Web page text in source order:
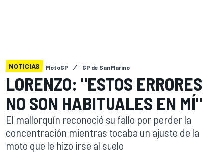
NOTICIAS MotoGP GP de San Marino
LORENZO: "ESTOS ERRORES
NO SON HABITUALES EN MÍ"
El mallorquín reconoció su fallo por perder la
concentración mientras tocaba un ajuste de la
moto que le hizo irse al suelo